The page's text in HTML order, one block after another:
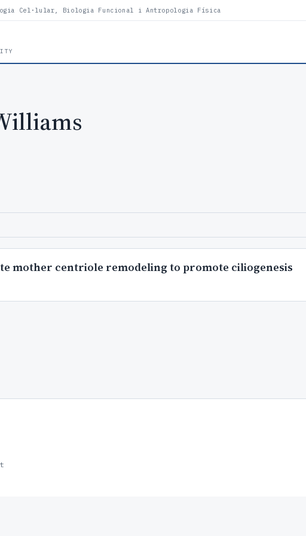
Cel·lular, Biologia Funcional i Antropologia Física
mother centriole remodeling to promote ciliogenesis